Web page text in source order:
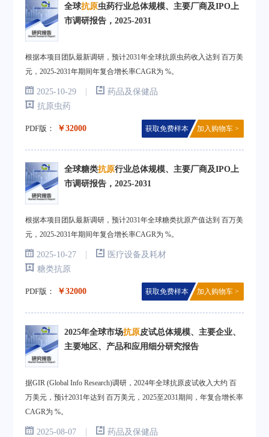
全球抗原虫药行业总体规模、主要厂商及IPO上
市调研报告，2025-2031
根据本项目团队最新调研，预计2031年全球抗原虫药收入达到 百万美
元，2025-2031年期间年复合增长率CAGR为 %。
2025-10-29 |
药品及保健品
抗原虫药
PDF版： ￥32000 获取免费样本 加入购物车 >
全球糖类抗原行业总体规模、主要厂商及IPO上
市调研报告，2025-2031
根据本项目团队最新调研，预计2031年全球糖类抗原产值达到 百万美
元，2025-2031年期间年复合增长率CAGR为 %。
2025-10-27 |
医疗设备及耗材
糖类抗原
PDF版： ￥32000 获取免费样本 加入购物车 >
2025年全球市场抗原皮试总体规模、主要企业、
主要地区、产品和应用细分研究报告
据GIR (Global Info Research)调研，2024年全球抗原皮试收入大约 百
万美元，预计2031年达到 百万美元，2025至2031期间，年复合增长率
CAGR为 %。
2025-08-07 |
药品及保健品